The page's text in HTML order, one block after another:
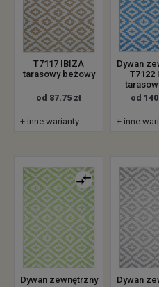
T7117 IBIZA
tarasowy beżowy
od 87.75 zł
+ inne warianty
Dywan
T7122
od
+ inne
Dywan zewnętrzny
Dywan